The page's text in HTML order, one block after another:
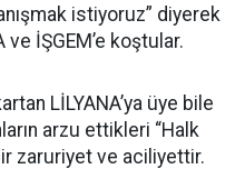
istiyoruz” diyerek
İŞGEM’e koştular.
LİLYANA’ya üye bile
arzu ettikleri “Halk
zaruriyet ve aciliyettir.